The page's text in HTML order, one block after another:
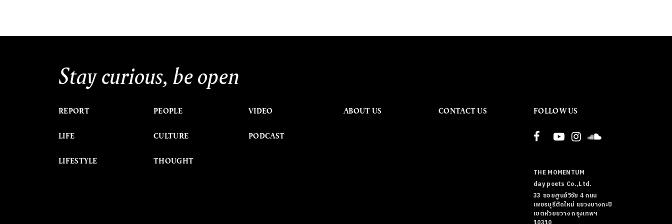
Stay curious, be open
REPORT
LIFE
LIFESTYLE
PEOPLE
CULTURE
THOUGHT
VIDEO
PODCAST
ABOUT US CONTACT US FOLLOW US
THE MOMENTUM
day poets Co.,Ltd.
33 ซอยศูนย์วิจัย 4 ถนน
เพชรบุรีตัดใหม่ แขวงบางกะปิ
เขตห้วยขวาง กรุงเทพฯ